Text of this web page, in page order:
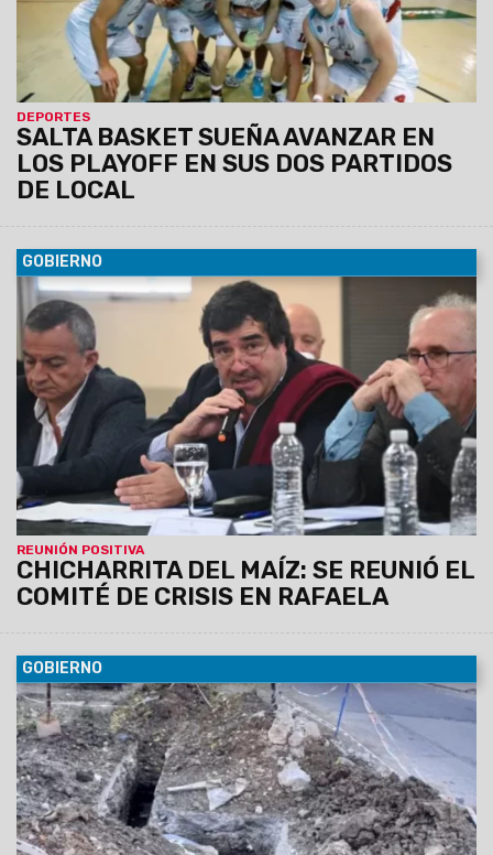
DEPORTES
SALTA BASKET SUEÑA AVANZAR EN
LOS PLAYOFF EN SUS DOS PARTIDOS
DE LOCAL
GOBIERNO
REUNIÓN POSITIVA
CHICHARRITA DEL MAÍZ: SE REUNIÓ EL
COMITÉ DE CRISIS EN RAFAELA
02/05/2024 El ministro Martín de los Ríos participó en la
reunión convocada por el secretario de Bioeconomía
Fernando Vilella. Allí expuso la situación de la provincia, que
estima pérdidas por un 40% del total de la última cosecha, y
el trabajo que se viene realizando desde la COPROSAVE. Se
firmó un compromiso de unir esfuerzos y erradicar puentes
verdes".
GOBIERNO
02/05/2024 Se realizarán cortes programados en distintas
zonas del macrocentro para realizar las nuevas conexiones.
Hoy se trabajará en las esquinas de Santa Fe y Corrientes y
de Tucumán y Córdoba.